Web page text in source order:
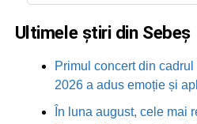
Ultimele știri din Sebeș
Primul concert din
2026 a adus emoție și
În luna august, cele mai